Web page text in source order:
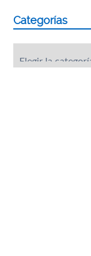
Categorías